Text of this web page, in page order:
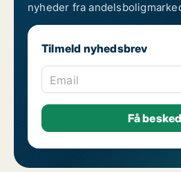
nyheder fra
Tilmeld nyhedsbrev
Email